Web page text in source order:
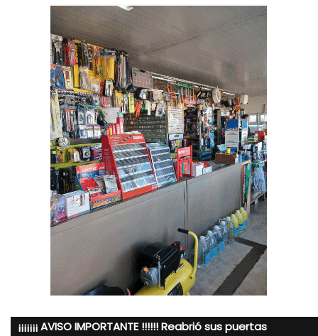
¡¡¡¡¡¡¡ AVISO IMPORTANTE !!!!!! Reabrió sus puertas